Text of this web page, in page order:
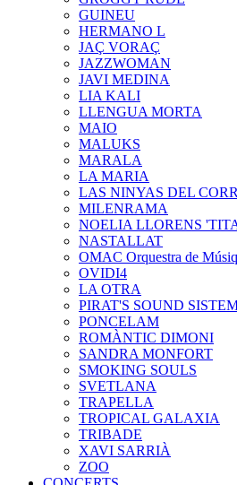
GUINEU
HERMANO L
JAÇ VORAÇ
JAZZWOMAN
JAVI MEDINA
LIA KALI
LLENGUA MORTA
MAIO
MALUKS
MARALA
LA MARIA
LAS NINYAS DEL
MILENRAMA
NOELIA LLORENS
NASTALLAT
OMAC Orquestra de
OVIDI4
LA OTRA
PIRAT'S SOUND
PONCELAM
ROMÀNTIC DIMONI
SANDRA MONFORT
SMOKING SOULS
SVETLANA
TRAPELLA
TROPICAL GALAXIA
TRIBADE
XAVI SARRIÀ
ZOO